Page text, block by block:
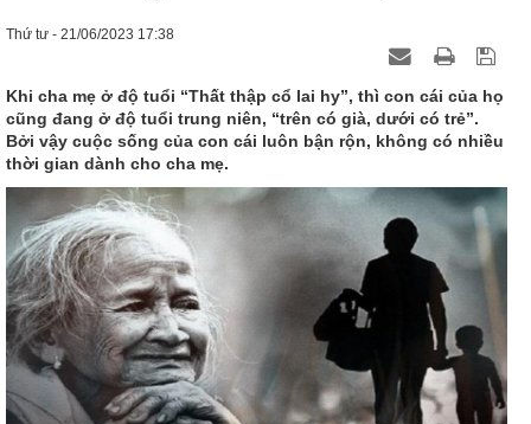
Thứ tư - 21/06/2023 17:38
Khi cha mẹ ở độ tuổi “Thất thập cổ lai hy”, thì con cái của họ
cũng đang ở độ tuổi trung niên, “trên có già, dưới có trẻ”.
Bởi vậy cuộc sống của con cái luôn bận rộn, không có nhiều
thời gian dành cho cha mẹ.